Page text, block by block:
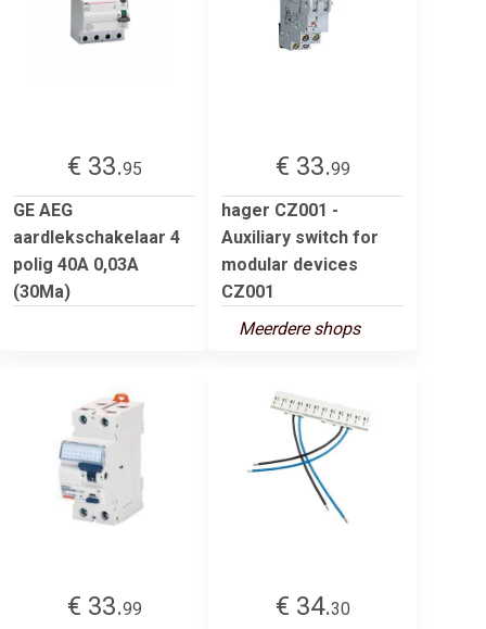
€ 33.95
GE AEG
aardlekschakelaar 4
polig 40A 0,03A
(30Ma)
€ 33.99
hager CZ001 -
Auxiliary switch for
modular devices
CZ001
Meerdere shops
€ 33.99
€ 34.30